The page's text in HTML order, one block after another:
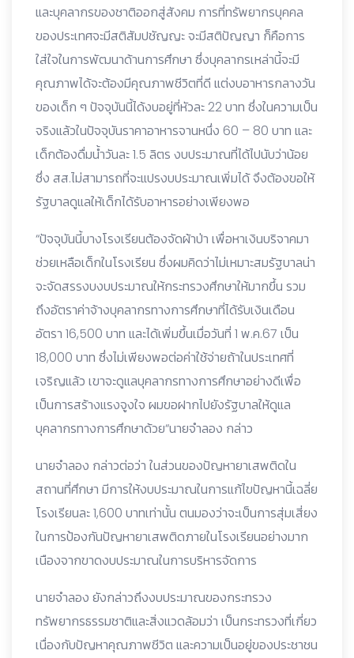
และบุคลากรของชาติออกสู่สังคม การที่ทรัพยากรบุคคล
ของประเทศจะมีสติสัมปชัญญะ จะมีสติปัญญา ก็คือการ
ใส่ใจในการพัฒนาด้านการศึกษา ซึ่งบุคลากรเหล่านี้จะมี
คุณภาพได้จะต้องมีคุณภาพชีวิตที่ดี แต่งบอาหารกลางวัน
ของเด็ก ๆ ปัจจุบันนี้ได้งบอยู่ที่หัวละ 22 บาท ซึ่งในความเป็น
จริงแล้วในปัจจุบันราคาอาหารจานหนึ่ง 60 – 80 บาท และ
เด็กต้องดื่มน้ำวันละ 1.5 ลิตร งบประมาณที่ได้ไปนับว่าน้อย
ซึ่ง สส.ไม่สามารถที่จะแปรงบประมาณเพิ่มได้ จึงต้องขอให้
รัฐบาลดูแลให้เด็กได้รับอาหารอย่างเพียงพอ
“ปัจจุบันนี้บางโรงเรียนต้องจัดผ้าป่า เพื่อหาเงินบริจาคมา
ช่วยเหลือเด็กในโรงเรียน ซึ่งผมคิดว่าไม่เหมาะสมรัฐบาลน่า
จะจัดสรรงบงบประมาณให้กระทรวงศึกษาให้มากขึ้น รวม
ถึงอัตราค่าจ้างบุคลากรทางการศึกษาที่ได้รับเงินเดือน
อัตรา 16,500 บาท และได้เพิ่มขึ้นเมื่อวันที่ 1 พ.ค.67 เป็น
18,000 บาท ซึ่งไม่เพียงพอต่อค่าใช้จ่ายถ้าในประเทศที่
เจริญแล้ว เขาจะดูแลบุคลากรทางการศึกษาอย่างดีเพื่อ
เป็นการสร้างแรงจูงใจ ผมขอฝากไปยังรัฐบาลให้ดูแล
บุคลากรทางการศึกษาด้วย“นายจำลอง กล่าว
นายจำลอง กล่าวต่อว่า ในส่วนของปัญหายาเสพติดใน
สถานที่ศึกษา มีการให้งบประมาณในการแก้ไขปัญหานี้เฉลี่ย
โรงเรียนละ 1,600 บาทเท่านั้น ตนมองว่าจะเป็นการสุ่มเสี่ยง
ในการป้องกันปัญหายาเสพติดภายในโรงเรียนอย่างมาก
เนืองจากขาดงบประมาณในการบริหารจัดการ
นายจำลอง ยังกล่าวถึงงบประมาณของกระทรวง
ทรัพยากรธรรมชาติและสิ่งแวดล้อมว่า เป็นกระทรวงที่เกี่ยว
เนื่องกับปัญหาคุณภาพชีวิต และความเป็นอยู่ของประชาชน